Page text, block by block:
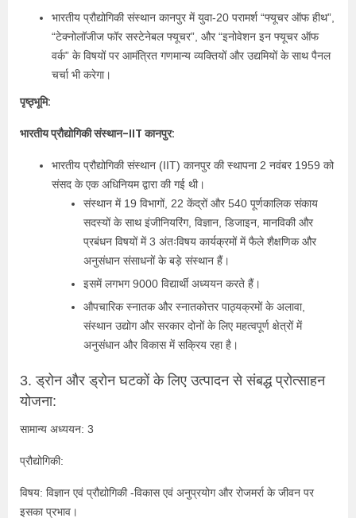
भारतीय प्रौद्योगिकी संस्थान कानपुर में युवा-20 परामर्श “फ्यूचर ऑफ हीथ”,
“टेक्नोलॉजीज फॉर सस्टेनेबल फ्यूचर”, और “इनोवेशन इन फ्यूचर ऑफ
वर्क” के विषयों पर आमंत्रित गणमान्य व्यक्तियों और उद्यमियों के साथ पैनल
चर्चा भी करेगा।
पृष्ठ्भूमि:
भारतीय प्रौद्योगिकी संस्थान-IIT कानपुर:
भारतीय प्रौद्योगिकी संस्थान (IIT) कानपुर की स्थापना 2 नवंबर 1959 को
संसद के एक अधिनियम द्वारा की गई थी।
संस्थान में 19 विभागों, 22 केंद्रों और 540 पूर्णकालिक संकाय
सदस्यों के साथ इंजीनियरिंग, विज्ञान, डिजाइन, मानविकी और
प्रबंधन विषयों में 3 अंतःविषय कार्यक्रमों में फैले शैक्षणिक और
अनुसंधान संसाधनों के बड़े संस्थान हैं।
इसमें लगभग 9000 विद्यार्थी अध्ययन करते हैं।
औपचारिक स्नातक और स्नातकोत्तर पाठ्यक्रमों के अलावा,
संस्थान उद्योग और सरकार दोनों के लिए महत्वपूर्ण क्षेत्रों में
अनुसंधान और विकास में सक्रिय रहा है।
3. ड्रोन और ड्रोन घटकों के लिए उत्पादन से संबद्ध प्रोत्साहन
योजना:
सामान्य अध्ययन: 3
प्रौद्योगिकी:
विषय: विज्ञान एवं प्रौद्योगिकी -विकास एवं अनुप्रयोग और रोजमर्रा के जीवन पर
इसका प्रभाव।